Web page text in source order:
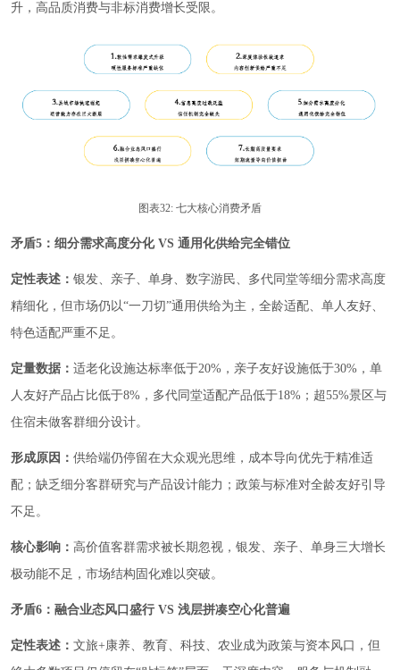
升，高品质消费与非标消费增长受限。
图表32: 七大核心消费矛盾
矛盾5：细分需求高度分化 VS 通用化供给完全错位
定性表述： 银发、亲子、单身、数字游民、多代同堂等细分需求高度
精细化，但市场仍以“一刀切”通用供给为主，全龄适配、单人友好、
特色适配严重不足。
定量数据： 适老化设施达标率低于20%，亲子友好设施低于30%，单
人友好产品占比低于8%，多代同堂适配产品低于18%；超55%景区与
住宿未做客群细分设计。
形成原因： 供给端仍停留在大众观光思维，成本导向优先于精准适
配；缺乏细分客群研究与产品设计能力；政策与标准对全龄友好引导
不足。
核心影响： 高价值客群需求被长期忽视，银发、亲子、单身三大增长
极动能不足，市场结构固化难以突破。
矛盾6：融合业态风口盛行 VS 浅层拼凑空心化普遍
定性表述： 文旅+康养、教育、科技、农业成为政策与资本风口，但